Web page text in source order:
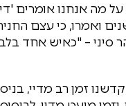
מה אנחנו אומרים
ואמרו, כי עצם
סיני – "כאיש אחד
זמן רב מדיי,